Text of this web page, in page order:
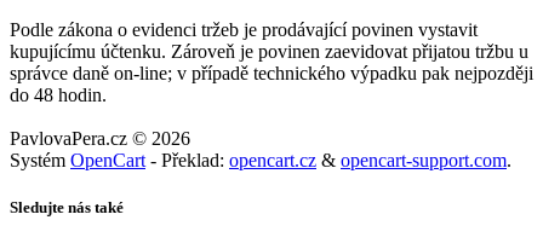
Podle zákona o evidenci tržeb je prodávající povinen vystavit
kupujícímu účtenku. Zároveň je povinen zaevidovat přijatou tržbu u
správce daně on-line; v případě technického výpadku pak nejpozději
do 48 hodin.
PavlovaPera.cz © 2026
Systém OpenCart - Překlad: opencart.cz & opencart-support.com.
Sledujte nás také